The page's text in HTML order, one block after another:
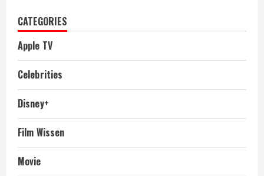
CATEGORIES
Apple TV
Celebrities
Disney+
Film Wissen
Movie